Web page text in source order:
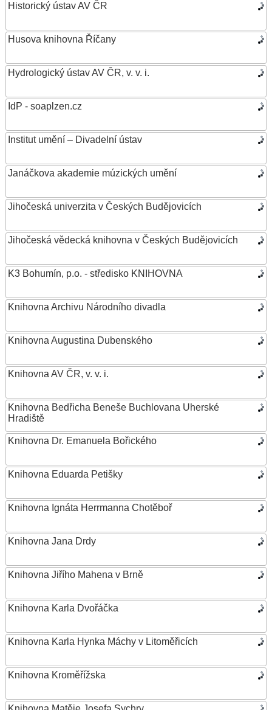
Historický ústav AV ČR
Husova knihovna Říčany
Hydrologický ústav AV ČR, v. v. i.
IdP - soaplzen.cz
Institut umění – Divadelní ústav
Janáčkova akademie múzických umění
Jihočeská univerzita v Českých Budějovicích
Jihočeská vědecká knihovna v Českých Budějovicích
K3 Bohumín, p.o. - středisko KNIHOVNA
Knihovna Archivu Národního divadla
Knihovna Augustina Dubenského
Knihovna AV ČR, v. v. i.
Knihovna Bedřicha Beneše Buchlovana Uherské
Hradiště
Knihovna Dr. Emanuela Bořického
Knihovna Eduarda Petišky
Knihovna Ignáta Herrmanna Chotěboř
Knihovna Jana Drdy
Knihovna Jiřího Mahena v Brně
Knihovna Karla Dvořáčka
Knihovna Karla Hynka Máchy v Litoměřicích
Knihovna Kroměřížska